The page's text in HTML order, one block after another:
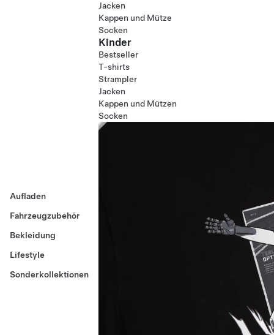
Aufladen
Fahrzeugzubehör
Bekleidung
Lifestyle
Sonderkollektionen
Jacken
Kappen und Mütze
Socken
Kinder
Bestseller
T-shirts
Strampler
Jacken
Kappen und Mützen
Socken